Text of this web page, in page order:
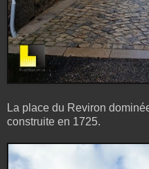
La place du Reviron
construite en 1725.